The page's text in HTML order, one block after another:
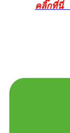
คลิ๊กที่นี่